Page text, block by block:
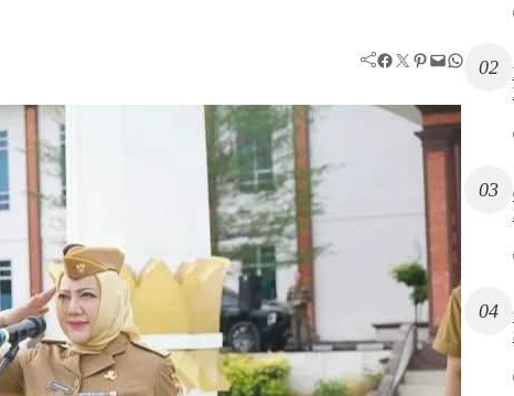
Facebook Twitter Pinterest Mail WhatsApp 02
03
04